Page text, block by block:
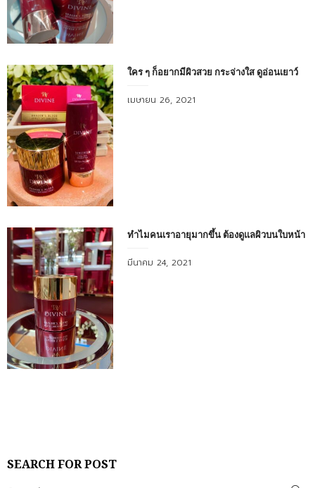
ใคร ๆ ก็อยากมีผิวสวย กระจ่างใส ดูอ่อนเยาว์
Posted
เมษายน 26, 2021
ทำไมคนเราอายุมากขึ้น ต้องดูแลผิวบนใบหน้า
Posted
มีนาคม 24, 2021
SEARCH FOR POST